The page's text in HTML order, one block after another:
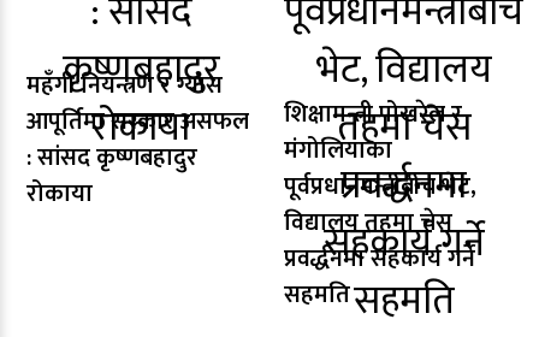
महँगी नियन्त्रण र ग्यास
आपूर्तिमा सरकार असफल
: सांसद कृष्णबहादुर
रोकाया
शिक्षामन्त्री पोखरेल र
मंगोलियाका
पूर्वप्रधानमन्त्रीबीच भेट,
विद्यालय तहमा चेस
प्रवर्द्धनमा सहकार्य गर्ने
सहमति